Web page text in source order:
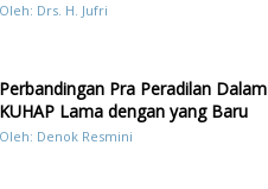
Oleh: Drs. H. Jufri
Perbandingan Pra Peradilan Dalam
KUHAP Lama dengan yang Baru
Oleh: Denok Resmini